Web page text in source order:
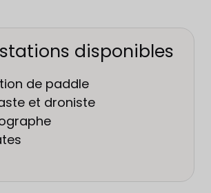
disponibles
de paddle
et droniste